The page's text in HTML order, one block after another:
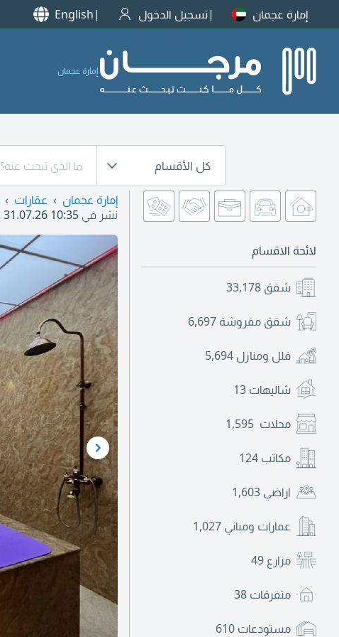
إمارة عجمان تسجيل الدخول English
إمارة عجمان
كل الأقسام
لائحة الاقسام
شقق 33,178
شقق مفروشة 6,697
فلل ومنازل 5,694
شاليهات 13
محلات 1,595
مكاتب 124
اراضي 1,603
عمارات ومباني 1,027
مزارع 49
متفرقات 38
مستودعات 610
إمارة عجمان عقارات
نشر في 31.07.26 10:35